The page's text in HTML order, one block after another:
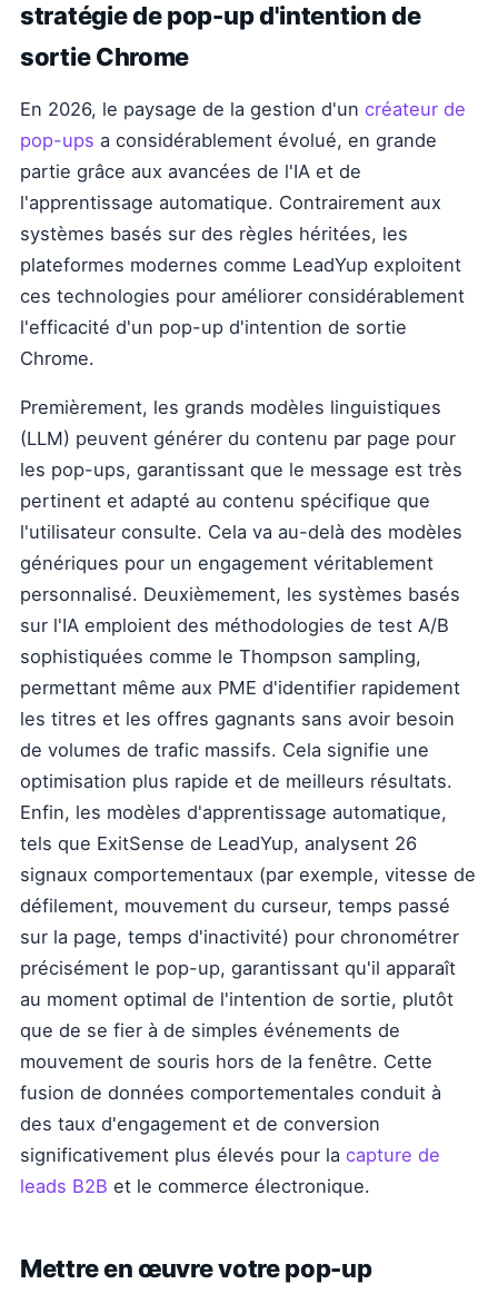
stratégie de pop-up d'intention de
sortie Chrome
En 2026, le paysage de la gestion d'un créateur de
pop-ups a considérablement évolué, en grande
partie grâce aux avancées de l'IA et de
l'apprentissage automatique. Contrairement aux
systèmes basés sur des règles héritées, les
plateformes modernes comme LeadYup exploitent
ces technologies pour améliorer considérablement
l'efficacité d'un pop-up d'intention de sortie
Chrome.
Premièrement, les grands modèles linguistiques
(LLM) peuvent générer du contenu par page pour
les pop-ups, garantissant que le message est très
pertinent et adapté au contenu spécifique que
l'utilisateur consulte. Cela va au-delà des modèles
génériques pour un engagement véritablement
personnalisé. Deuxièmement, les systèmes basés
sur l'IA emploient des méthodologies de test A/B
sophistiquées comme le Thompson sampling,
permettant même aux PME d'identifier rapidement
les titres et les offres gagnants sans avoir besoin
de volumes de trafic massifs. Cela signifie une
optimisation plus rapide et de meilleurs résultats.
Enfin, les modèles d'apprentissage automatique,
tels que ExitSense de LeadYup, analysent 26
signaux comportementaux (par exemple, vitesse de
défilement, mouvement du curseur, temps passé
sur la page, temps d'inactivité) pour chronométrer
précisément le pop-up, garantissant qu'il apparaît
au moment optimal de l'intention de sortie, plutôt
que de se fier à de simples événements de
mouvement de souris hors de la fenêtre. Cette
fusion de données comportementales conduit à
des taux d'engagement et de conversion
significativement plus élevés pour la capture de
leads B2B et le commerce électronique.
Mettre en œuvre votre pop-up